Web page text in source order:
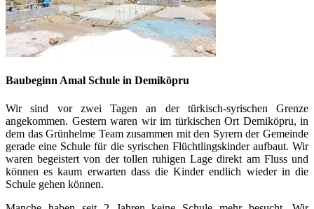
Baubeginn Amal Schule in Demiköpru
Wir sind vor zwei Tagen an der türkisch-syrischen Grenze
angekommen. Gestern waren wir im türkischen Ort Demiköpru, in
dem das Grünhelme Team zusammen mit den Syrern der Gemeinde
gerade eine Schule für die syrischen Flüchtlingskinder aufbaut. Wir
waren begeistert von der tollen ruhigen Lage direkt am Fluss und
können es kaum erwarten dass die Kinder endlich wieder in die
Schule gehen können.